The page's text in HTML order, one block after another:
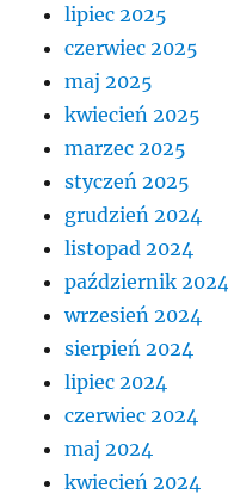
lipiec 2025
czerwiec 2025
maj 2025
kwiecień 2025
marzec 2025
styczeń 2025
grudzień 2024
listopad 2024
październik 2024
wrzesień 2024
sierpień 2024
lipiec 2024
czerwiec 2024
maj 2024
kwiecień 2024